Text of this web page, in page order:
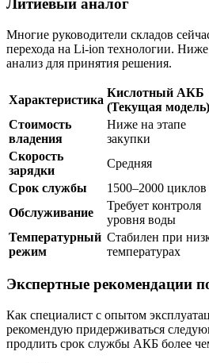
Литиевый аналог
Многие руководители складов
перехода на Li-ion технологии.
анализ для принятия решения.
Характеристика
Кислотный АКБ
(Текущая модель)
Стоимость
владения
Ниже на этапе
закупки
Скорость
зарядки
Средняя
Срок службы
1500–2000 циклов
Обслуживание
Требует контроля
уровня воды
Температурный
режим
Стабилен при
температурах
Экспертные рекомендации
Как специалист с опытом
рекомендую придерживаться
продлить срок службы АКБ более